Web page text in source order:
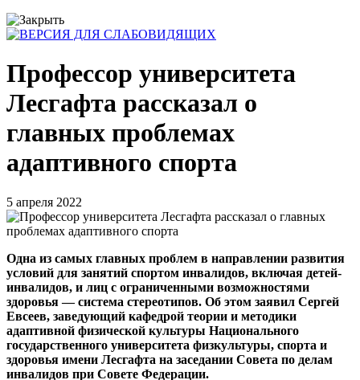
Профессор университета
Лесгафта рассказал о
главных проблемах
адаптивного спорта
5 апреля 2022
Одна из самых главных проблем в направлении развития
условий для занятий спортом инвалидов, включая детей-
инвалидов, и лиц с ограниченными возможностями
здоровья — система стереотипов. Об этом заявил Сергей
Евсеев, заведующий кафедрой теории и методики
адаптивной физической культуры Национального
государственного университета физкультуры, спорта и
здоровья имени Лесгафта на заседании Совета по делам
инвалидов при Совете Федерации.